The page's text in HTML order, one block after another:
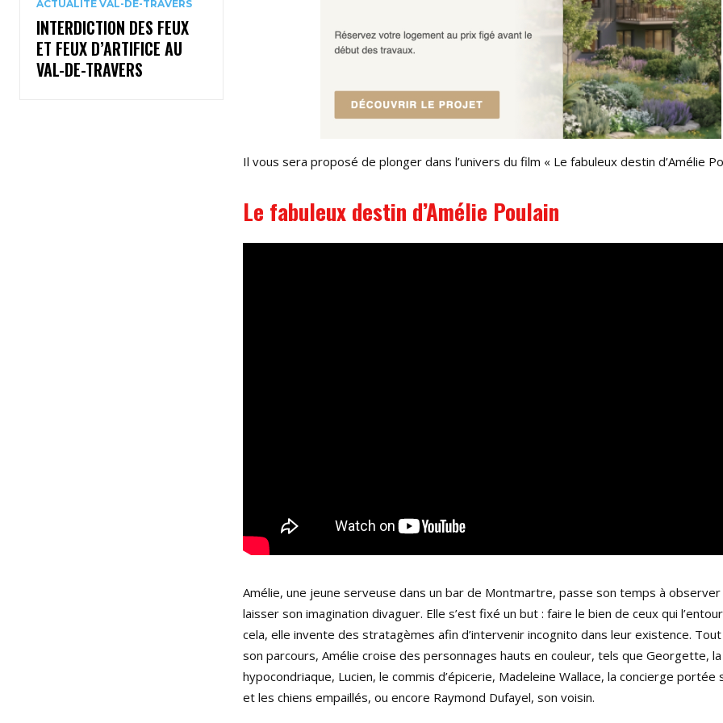
ACTUALITÉ VAL-DE-TRAVERS
INTERDICTION DES FEUX
ET FEUX D’ARTIFICE AU
VAL-DE-TRAVERS
Il vous sera proposé de plonger dans l’univers du film « Le fabuleux destin d’Amélie
Le fabuleux destin d’Amélie Poulain
Amélie, une jeune serveuse dans un bar de Montmartre, passe son temps à
laisser son imagination divaguer. Elle s’est fixé un but : faire le bien de ceux qui
cela, elle invente des stratagèmes afin d’intervenir incognito dans leur existence.
son parcours, Amélie croise des personnages hauts en couleur, tels que Georgette,
hypocondriaque, Lucien, le commis d’épicerie, Madeleine Wallace, la concierge portée
et les chiens empaillés, ou encore Raymond Dufayel, son voisin.